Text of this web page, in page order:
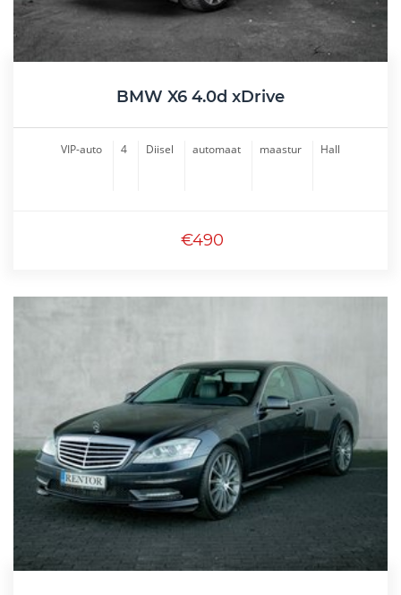
BMW X6 4.0d xDrive
VIP-auto 4 Diisel automaat maastur Hall
€490